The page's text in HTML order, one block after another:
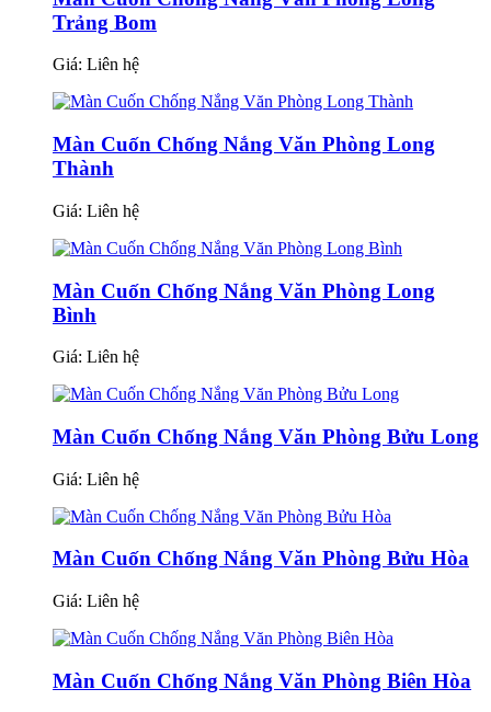
Trảng Bom
Giá: Liên hệ
Màn Cuốn Chống Nắng Văn Phòng Long
Thành
Giá: Liên hệ
Màn Cuốn Chống Nắng Văn Phòng Long
Bình
Giá: Liên hệ
Màn Cuốn Chống Nắng Văn Phòng Bửu Long
Giá: Liên hệ
Màn Cuốn Chống Nắng Văn Phòng Bửu Hòa
Giá: Liên hệ
Màn Cuốn Chống Nắng Văn Phòng Biên Hòa